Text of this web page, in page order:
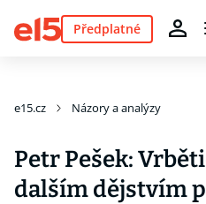
Předplatné
e15.cz Názory a analýzy
Petr Pešek:
dalším dějstvím